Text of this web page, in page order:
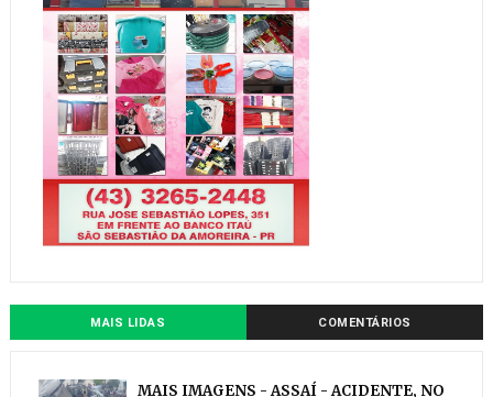
MAIS LIDAS COMENTÁRIOS
MAIS IMAGENS - ASSAÍ - ACIDENTE, NO